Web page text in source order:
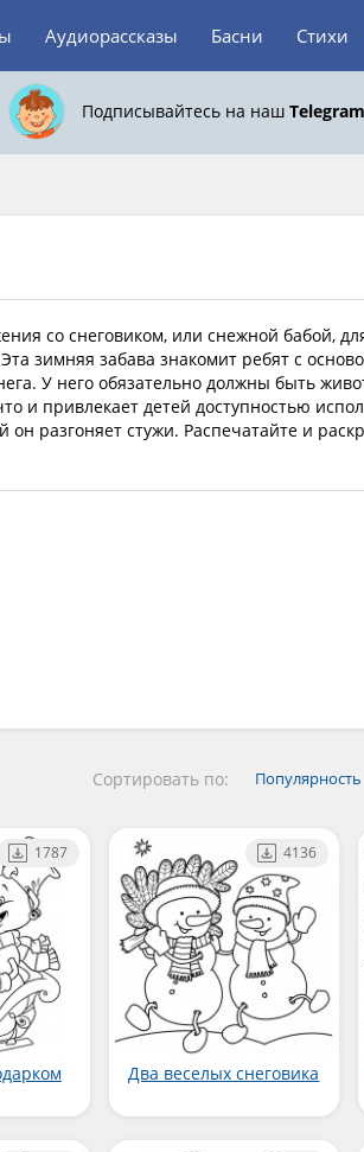
Аудиорассказы Басни Стихи
Подписывайтесь на наш Telegram
со снеговиком, или снежной бабой,
зимняя забава знакомит ребят с
У него обязательно должны быть
и привлекает детей доступностью
разгоняет стужи. Распечатайте и
Сортировать по: Популярность
1787
Два веселых снеговика
4136